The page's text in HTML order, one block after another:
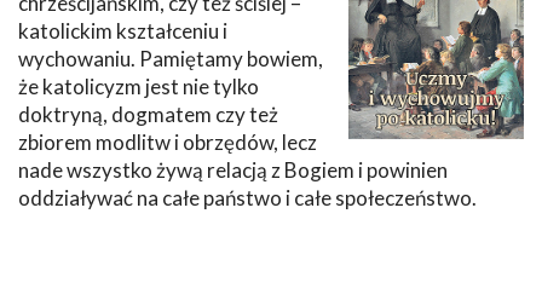
katolickim kształceniu i
wychowaniu. Pamiętamy bowiem,
że katolicyzm jest nie tylko
doktryną, dogmatem czy też
zbiorem modlitw i obrzędów, lecz
nade wszystko żywą relacją z Bogiem i powinien
oddziaływać na całe państwo i całe społeczeństwo.